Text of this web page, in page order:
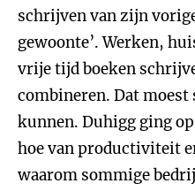
schrijven van zijn
gewoonte’. Werken,
vrije tijd boeken
combineren. Dat
kunnen. Duhigg ging
hoe van productiviteit
waarom sommige